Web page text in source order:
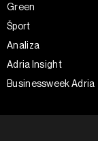
Green
Šport
Analiza
Adria Insight
Businessweek Adria